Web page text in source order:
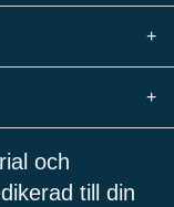
+
+
och
till din